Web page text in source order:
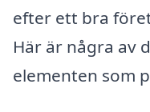
efter ett bra
Här är några av
elementen som